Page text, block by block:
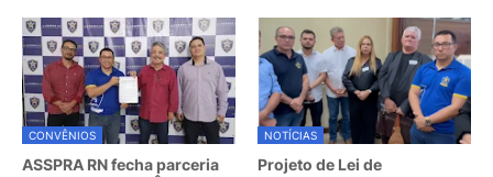
CONVÊNIOS
ASSPRA RN fecha parceria
NOTÍCIAS
Projeto de Lei de